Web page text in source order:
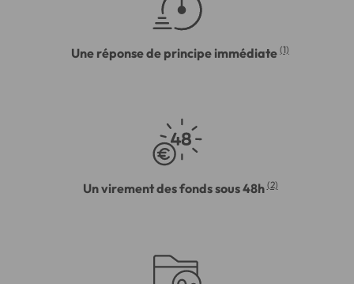
Une réponse de principe immédiate (1)
Un virement des fonds sous 48h (2)